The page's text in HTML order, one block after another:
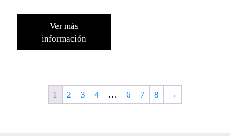
Ver más
información
1 2 3 4 … 6 7 8 →